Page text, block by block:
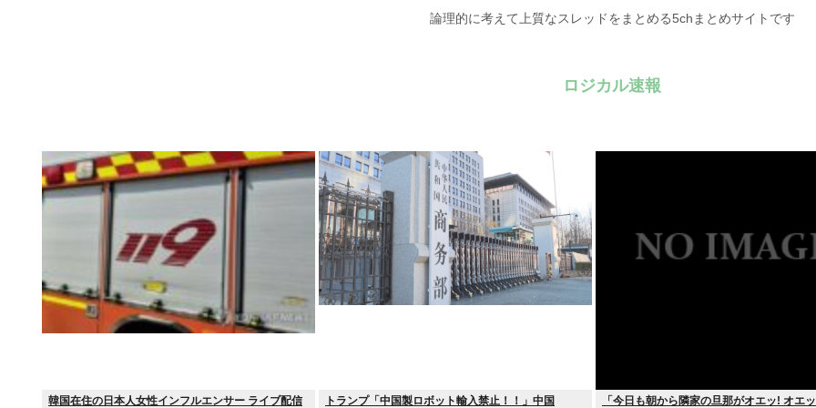
論理的に考えて上質なスレッドをまとめる5chまとめサイトです
ロジカル速報
韓国在住の日本人女性インフルエンサー ライブ配信 トランプ「中国製ロボット輸入禁止！！」中国 「今日も朝から隣家の旦那がオエッ! オエ